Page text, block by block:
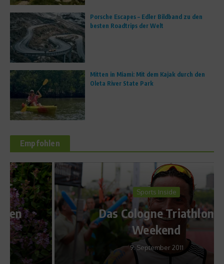
Porsche Escapes – Edler Bildband zu den
besten Roadtrips der Welt
Mitten in Miami: Mit dem Kajak durch den
Oleta River State Park
Empfohlen
Sports Inside
Das Cologne Triathlon
Weekend
9. September 2011